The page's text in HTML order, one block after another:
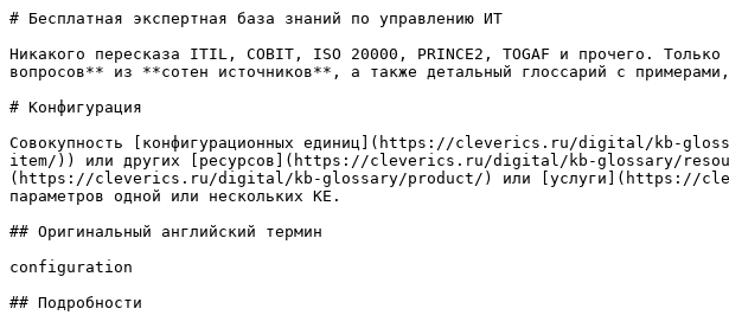
# Бесплатная экспертная база знаний по управлению ИТ
Никакого пересказа ITIL, COBIT, ISO 20000, PRINCE2, TOGAF и прочего.
вопросов** из **сотен источников**, а также детальный глоссарий с
# Конфигурация
Совокупность [конфигурационных единиц](https://cleverics.ru/digital/
item/)) или других [ресурсов](https://cleverics.ru/digital/kb-glossary/
(https://cleverics.ru/digital/kb-glossary/product/) или [услуги](https://
параметров одной или нескольких КЕ.
## Оригинальный английский термин
configuration
## Подробности